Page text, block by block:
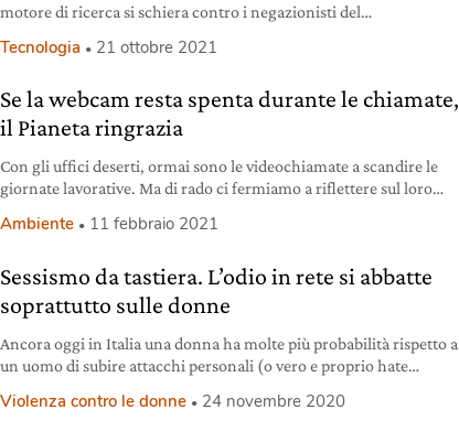
motore di ricerca si schiera contro i negazionisti del
Tecnologia 21 ottobre 2021
Se la webcam resta spenta durante le chiamate,
il Pianeta ringrazia
Con gli uffici deserti, ormai sono le videochiamate a scandire le
giornate lavorative. Ma di rado ci fermiamo a riflettere sul loro
Ambiente 11 febbraio 2021
Sessismo da tastiera. L’odio in rete si abbatte
soprattutto sulle donne
Ancora oggi in Italia una donna ha molte più probabilità rispetto a
un uomo di subire attacchi personali (o vero e proprio hate
Violenza contro le donne 24 novembre 2020